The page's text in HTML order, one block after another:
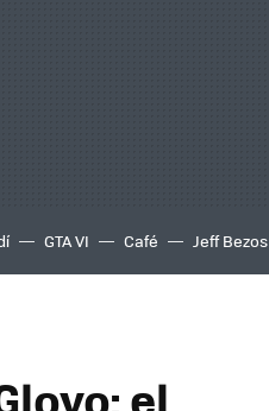
GTA VI Café Jeff Bezos